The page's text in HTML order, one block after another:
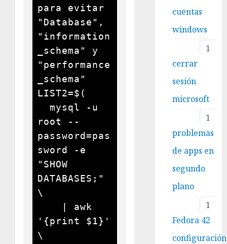
para evitar
"Database",
"information
_schema" y
"performance
_schema"
LIST2=$(
root --
password=pas
sword -e
"SHOW
DATABASES;"
\
'{print $1}'
\
cuentas
windows
1
cerrar
sesión
microsoft
1
problemas
de apps en
segundo
plano
1
Fedora 42
configuración